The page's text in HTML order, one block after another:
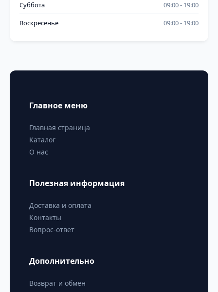
Суббота 09:00 19:00
Воскресенье 09:00 19:00
Главное меню
Главная страница
Каталог
О нас
Полезная информация
Доставка и оплата
Контакты
Вопрос-ответ
Дополнительно
Возврат и обмен